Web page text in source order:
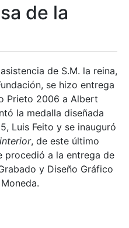
de la
de S.M. la reina,
se hizo entrega
Prieto 2006 a Albert
la medalla diseñada
Luis Feito y se inauguró
, de este último
procedió a la entrega de
y Diseño Gráfico